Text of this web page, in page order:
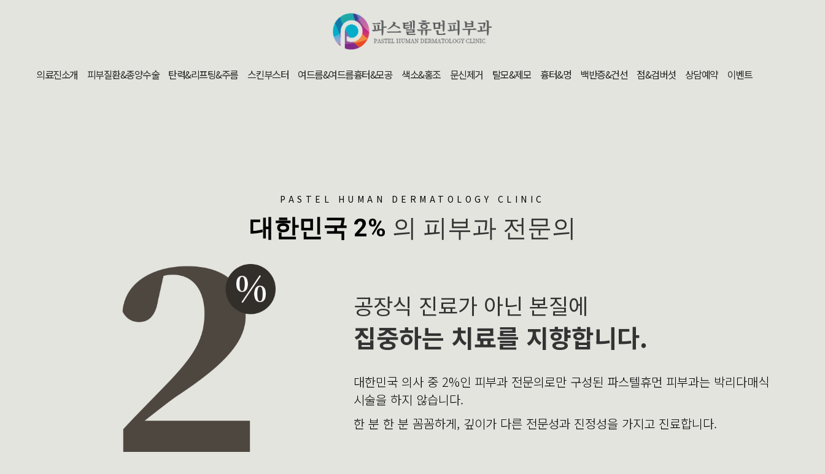
의료진소개 피부질환&종양수술 탄력&리프팅&주름 스킨부스터 여드름&여드름흉터&모공 색소&홍조 문신제거 탈모&제모 흉터&멍 백반증&건선 점&검버섯 상담예약 이벤트
PASTEL HUMAN DERMATOLOGY CLINIC
대한민국 2% 의 피부과 전문의
공장식 진료가 아닌 본질에
집중하는 치료를 지향합니다.
대한민국 의사 중 2%인 피부과 전문의로만 구성된 파스텔휴먼 피부과는 박리다매식
시술을 하지 않습니다.
한 분 한 분 꼼꼼하게, 깊이가 다른 전문성과 진정성을 가지고 진료합니다.